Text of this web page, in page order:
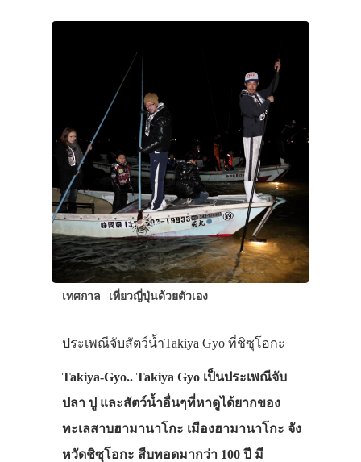
เทศกาล เที่ยวญี่ปุ่นด้วยตัวเอง
ประเพณีจับสัตว์น้ำTakiya Gyo ที่ชิซุโอกะ
Takiya-Gyo.. Takiya Gyo เป็นประเพณีจับ
ปลา ปู และสัตว์น้ำอื่นๆที่หาดูได้ยากของ
ทะเลสาบฮามานาโกะ เมืองฮามานาโกะ จัง
หวัดชิซุโอกะ สืบทอดมากว่า 100 ปี มี